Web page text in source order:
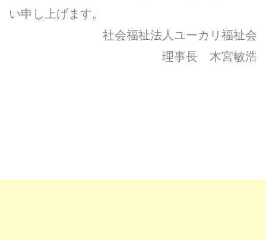
い申し上げます。
社会福祉法人ユーカリ福祉会
理事長 木宮敏浩